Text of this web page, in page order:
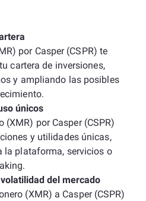
por Casper (CSPR) te
cartera de inversiones,
y ampliando las posibles
únicos
(XMR) por Casper (CSPR)
y utilidades únicas,
la plataforma, servicios o
del mercado
(XMR) a Casper (CSPR)